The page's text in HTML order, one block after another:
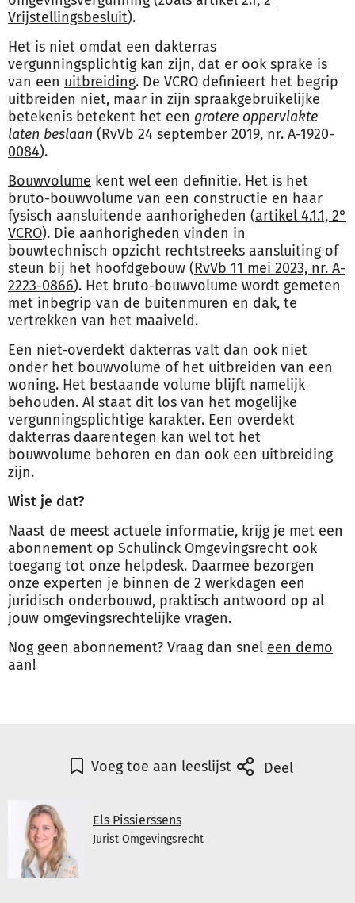
Vrijstellingsbesluit).
Het is niet omdat een dakterras
vergunningsplichtig kan zijn, dat er ook sprake is
van een uitbreiding. De VCRO definieert het begrip
uitbreiden niet, maar in zijn spraakgebruikelijke
betekenis betekent het een grotere oppervlakte
laten beslaan (RvVb 24 september 2019, nr. A-1920-
0084).
Bouwvolume kent wel een definitie. Het is het
bruto-bouwvolume van een constructie en haar
fysisch aansluitende aanhorigheden (artikel 4.1.1, 2°
VCRO). Die aanhorigheden vinden in
bouwtechnisch opzicht rechtstreeks aansluiting of
steun bij het hoofdgebouw (RvVb 11 mei 2023, nr. A-
2223-0866). Het bruto-bouwvolume wordt gemeten
met inbegrip van de buitenmuren en dak, te
vertrekken van het maaiveld.
Een niet-overdekt dakterras valt dan ook niet
onder het bouwvolume of het uitbreiden van een
woning. Het bestaande volume blijft namelijk
behouden. Al staat dit los van het mogelijke
vergunningsplichtige karakter. Een overdekt
dakterras daarentegen kan wel tot het
bouwvolume behoren en dan ook een uitbreiding
zijn.
Wist je dat?
Naast de meest actuele informatie, krijg je met een
abonnement op Schulinck Omgevingsrecht ook
toegang tot onze helpdesk. Daarmee bezorgen
onze experten je binnen de 2 werkdagen een
juridisch onderbouwd, praktisch antwoord op al
jouw omgevingsrechtelijke vragen.
Nog geen abonnement? Vraag dan snel een demo
aan!
Voeg toe aan leeslijst Deel
Els Pissierssens
Jurist Omgevingsrecht